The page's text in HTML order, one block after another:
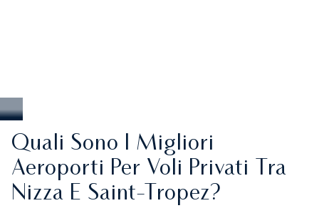
Quali Sono I Migliori
Aeroporti Per Voli Privati Tra
Nizza E Saint-Tropez?